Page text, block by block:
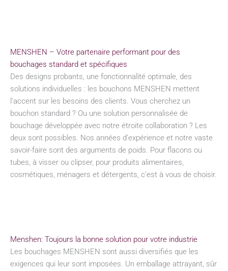
MENSHEN – Votre partenaire performant pour des
bouchages standard et spécifiques
Des designs probants, une fonctionnalité optimale, des
solutions individuelles : les bouchons MENSHEN mettent
l’accent sur les besoins des clients. Vous cherchez un
bouchon standard ? Ou une solution personnalisée de
bouchage développée avec notre étroite collaboration ? Les
deux sont possibles. Nos années d’expérience et notre vaste
savoir-faire sont des arguments de poids. Pour flacons ou
tubes, à visser ou clipser, pour produits alimentaires,
cosmétiques, ménagers et détergents, c’est à vous de choisir.
Menshen: Toujours la bonne solution pour votre industrie
Les bouchages MENSHEN sont aussi diversifiés que les
exigences qui leur sont imposées. Un emballage attrayant, sûr